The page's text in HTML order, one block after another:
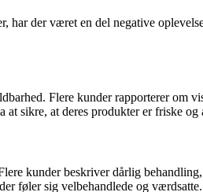
der været en del negative
Flere kunder rapporterer
sikre, at deres produkter er friske
kunder beskriver dårlig
føler sig velbehandlede og værdsatte.